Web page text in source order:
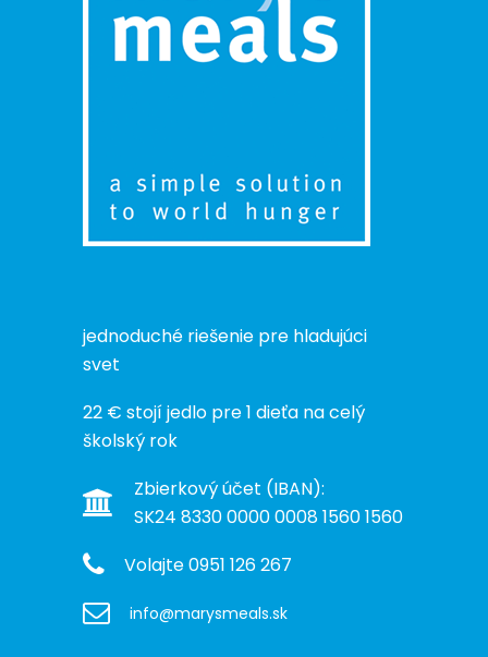
jednoduché riešenie pre hladujúci
svet
22 € stojí jedlo pre 1 dieťa na celý
školský rok
Zbierkový účet (IBAN):
SK24 8330 0000 0008 1560 1560
Volajte 0951 126 267
info@marysmeals.sk